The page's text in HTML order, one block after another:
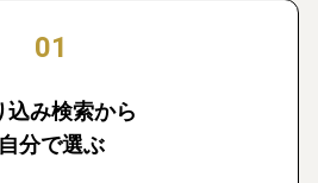
01
込み検索から
自分で選ぶ